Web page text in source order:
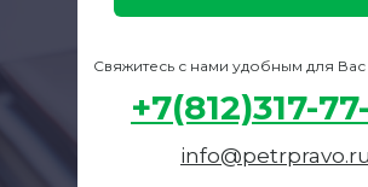
Свяжитесь с нами удобным для
+7(812)317-
info@petrpravo.ru